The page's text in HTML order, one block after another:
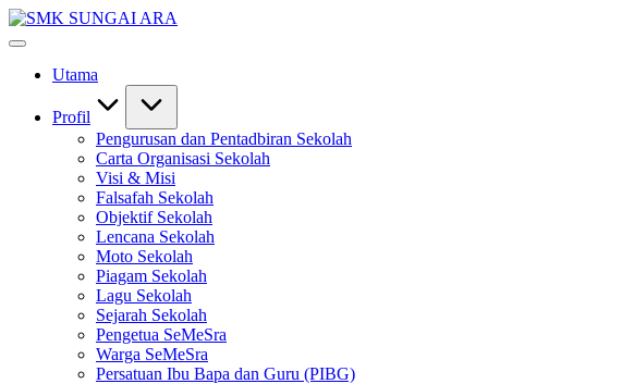
Skip
to
#KetekunanNadiKecemerlangan
#SeMeSradiHati
Utama
Profil
Pengurusan dan Pentadbiran Sekolah
Carta Organisasi Sekolah
Visi & Misi
Falsafah Sekolah
Objektif Sekolah
Lencana Sekolah
Moto Sekolah
Piagam Sekolah
Lagu Sekolah
Sejarah Sekolah
Pengetua SeMeSra
Warga SeMeSra
Persatuan Ibu Bapa dan Guru (PIBG)